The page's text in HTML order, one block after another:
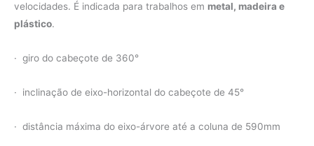
velocidades. É indicada para trabalhos em metal, madeira e
plástico.
· giro do cabeçote de 360°
· inclinação de eixo-horizontal do cabeçote de 45°
· distância máxima do eixo-árvore até a coluna de 590mm